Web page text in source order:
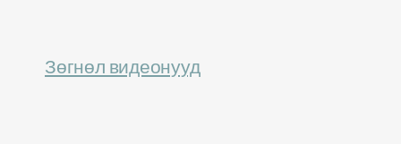
Зөгнөл видеонууд